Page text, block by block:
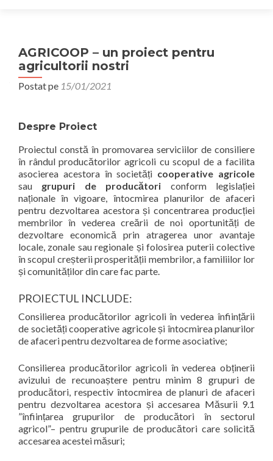
AGRICOOP – un proiect pentru
agricultorii nostri
Postat pe 15/01/2021
Despre Proiect
Proiectul constă în promovarea serviciilor de consiliere
în rândul producătorilor agricoli cu scopul de a facilita
asocierea acestora în societăți cooperative agricole
sau grupuri de producători conform legislației
naționale în vigoare, întocmirea planurilor de afaceri
pentru dezvoltarea acestora și concentrarea producției
membrilor în vederea creării de noi oportunități de
dezvoltare economică prin atragerea unor avantaje
locale, zonale sau regionale și folosirea puterii colective
în scopul creșterii prosperității membrilor, a familiilor lor
și comunităților din care fac parte.
PROIECTUL INCLUDE:
Consilierea producătorilor agricoli în vederea înființării
de societăți cooperative agricole și întocmirea planurilor
de afaceri pentru dezvoltarea de forme asociative;
Consilierea producătorilor agricoli în vederea obținerii
avizului de recunoaștere pentru minim 8 grupuri de
producători, respectiv întocmirea de planuri de afaceri
pentru dezvoltarea acestora și accesarea Măsurii 9.1
”înființarea grupurilor de producători în sectorul
agricol”– pentru grupurile de producători care solicită
accesarea acestei măsuri;